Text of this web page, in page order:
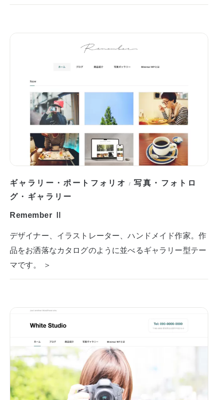
ギャラリー・ポートフォリオ /写真・フォトロ
グ・ギャラリー
Remember Ⅱ
デザイナー、イラストレーター、ハンドメイド作家。作
品をお洒落なカタログのように並べるギャラリー型テー
マです。 ＞